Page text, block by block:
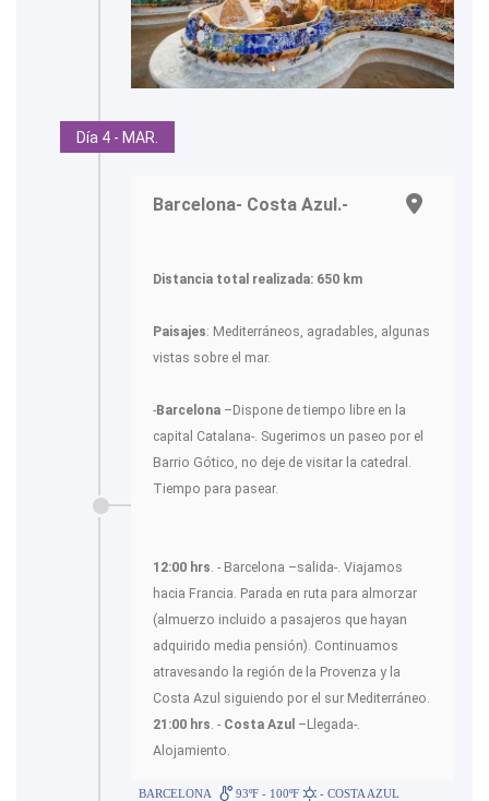
Día 4 - MAR.
Barcelona- Costa Azul.-
Distancia total realizada: 650 km
Paisajes: Mediterráneos, agradables, algunas
vistas sobre el mar.
-Barcelona –Dispone de tiempo libre en la
capital Catalana-. Sugerimos un paseo por el
Barrio Gótico, no deje de visitar la catedral.
Tiempo para pasear.
12:00 hrs . - Barcelona –salida-. Viajamos
hacia Francia. Parada en ruta para almorzar
(almuerzo incluido a pasajeros que hayan
adquirido media pensión). Continuamos
atravesando la región de la Provenza y la
Costa Azul siguiendo por el sur Mediterráneo.
21:00 hrs . - Costa Azul –Llegada-.
Alojamiento.
BARCELONA 93ºF - 100ºF
- COSTA AZUL